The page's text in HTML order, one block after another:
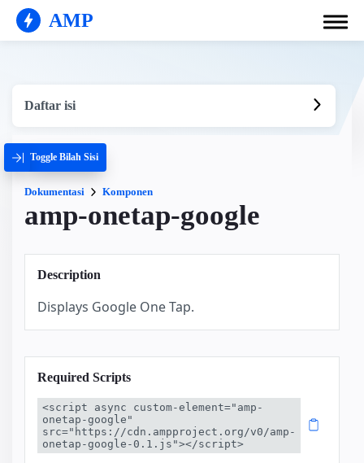
AMP
Daftar isi
Toggle Bilah Sisi
Dokumentasi Komponen
amp-onetap-google
Description
Displays Google One Tap.
Required Scripts
<script async custom-element="amp-
onetap-google"
src="https://cdn.ampproject.org/v0/amp-
onetap-google-0.1.js"></script>